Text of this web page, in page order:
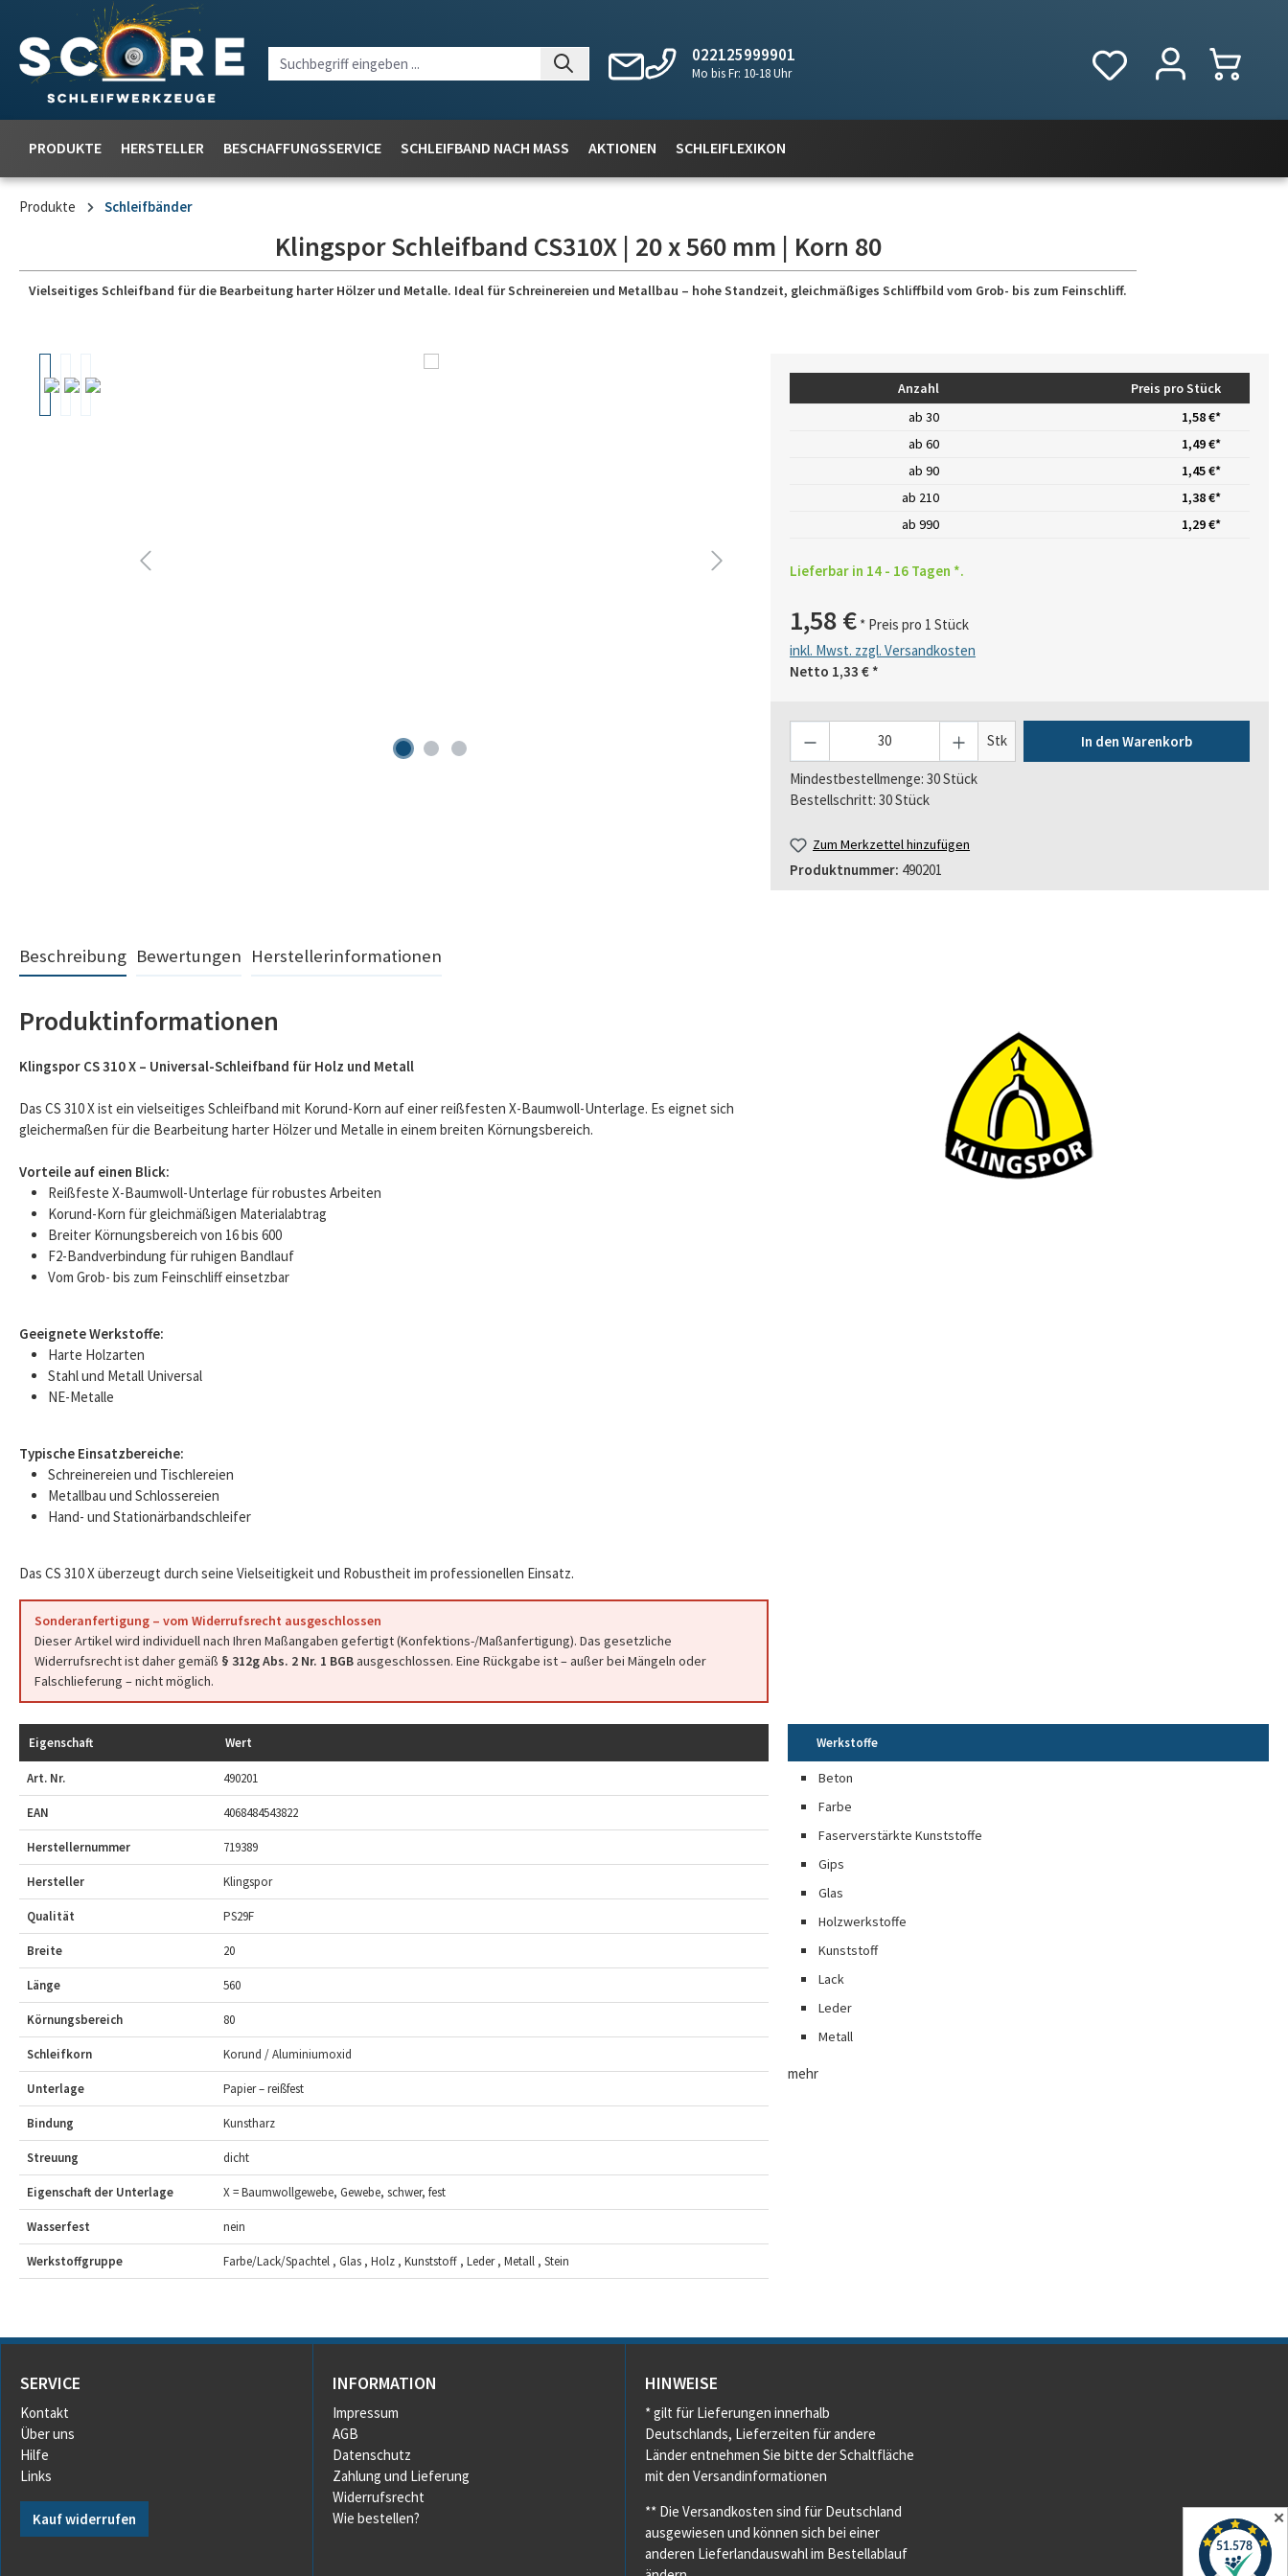
022125999901
Mo bis Fr: 10-18 Uhr
PRODUKTE HERSTELLER BESCHAFFUNGSSERVICE SCHLEIFBAND NACH MASS AKTIONEN SCHLEIFLEXIKON
Produkte Schleifbänder
Klingspor Schleifband CS310X | 20 x 560 mm | Korn 80
Vielseitiges Schleifband für die Bearbeitung harter Hölzer und Metalle. Ideal für Schreinereien und Metallbau – hohe Standzeit, gleichmäßiges Schliffbild vom Grob- bis zum Feinschliff.
Anzahl
Preis pro Stück
ab 30
1,58 €*
ab 60
1,49 €*
ab 90
1,45 €*
ab 210
1,38 €*
ab 990 1,29 €*
Lieferbar in 14 - 16 Tagen *.
1,58 € * Preis pro 1 Stück
inkl. Mwst. zzgl. Versandkosten
Netto 1,33 € *
Stk In den Warenkorb
Mindestbestellmenge: 30 Stück
Bestellschritt: 30 Stück
Zum Merkzettel hinzufügen
Produktnummer: 490201
Beschreibung Bewertungen Herstellerinformationen
Produktinformationen
Klingspor CS 310 X – Universal-Schleifband für Holz und Metall
Das CS 310 X ist ein vielseitiges Schleifband mit Korund-Korn auf einer reißfesten X-Baumwoll-Unterlage. Es eignet sich
gleichermaßen für die Bearbeitung harter Hölzer und Metalle in einem breiten Körnungsbereich.
Vorteile auf einen Blick:
Reißfeste X-Baumwoll-Unterlage für robustes Arbeiten
Korund-Korn für gleichmäßigen Materialabtrag
Breiter Körnungsbereich von 16 bis 600
F2-Bandverbindung für ruhigen Bandlauf
Vom Grob- bis zum Feinschliff einsetzbar
Geeignete Werkstoffe:
Harte Holzarten
Stahl und Metall Universal
NE-Metalle
Typische Einsatzbereiche:
Schreinereien und Tischlereien
Metallbau und Schlossereien
Hand- und Stationärbandschleifer
Das CS 310 X überzeugt durch seine Vielseitigkeit und Robustheit im professionellen Einsatz.
Sonderanfertigung – vom Widerrufsrecht ausgeschlossen
Dieser Artikel wird individuell nach Ihren Maßangaben gefertigt (Konfektions-/Maßanfertigung). Das gesetzliche
Widerrufsrecht ist daher gemäß § 312g Abs. 2 Nr. 1 BGBausgeschlossen. Eine Rückgabe ist – außer bei Mängeln oder
Falschlieferung – nicht möglich.
Eigenschaft Wert
Art. Nr. 490201
EAN 4068484543822
Herstellernummer 719389
Hersteller Klingspor
Qualität PS29F
Breite 20
Länge 560
Körnungsbereich 80
Schleifkorn Korund / Aluminiumoxid
Unterlage Papier – reißfest
Bindung Kunstharz
Streuung dicht
Eigenschaft der Unterlage X = Baumwollgewebe, Gewebe, schwer, fest
Wasserfest nein
Werkstoffgruppe Farbe/Lack/Spachtel , Glas , Holz , Kunststoff , Leder , Metall , Stein
Werkstoffe
Beton
Farbe
Faserverstärkte Kunststoffe
Gips
Glas
Holzwerkstoffe
Kunststoff
Lack
Leder
Metall
mehr
SERVICE
Kontakt
Über uns
Hilfe
Links
Kauf widerrufen
INFORMATION
Impressum
AGB
Datenschutz
Zahlung und Lieferung
Widerrufsrecht
Wie bestellen?
HINWEISE
* gilt für Lieferungen innerhalb
Deutschlands, Lieferzeiten für andere
Länder entnehmen Sie bitte der Schaltfläche
mit den Versandinformationen
** Die Versandkosten sind für Deutschland
ausgewiesen und können sich bei einer
anderen Lieferlandauswahl im Bestellablauf
✕